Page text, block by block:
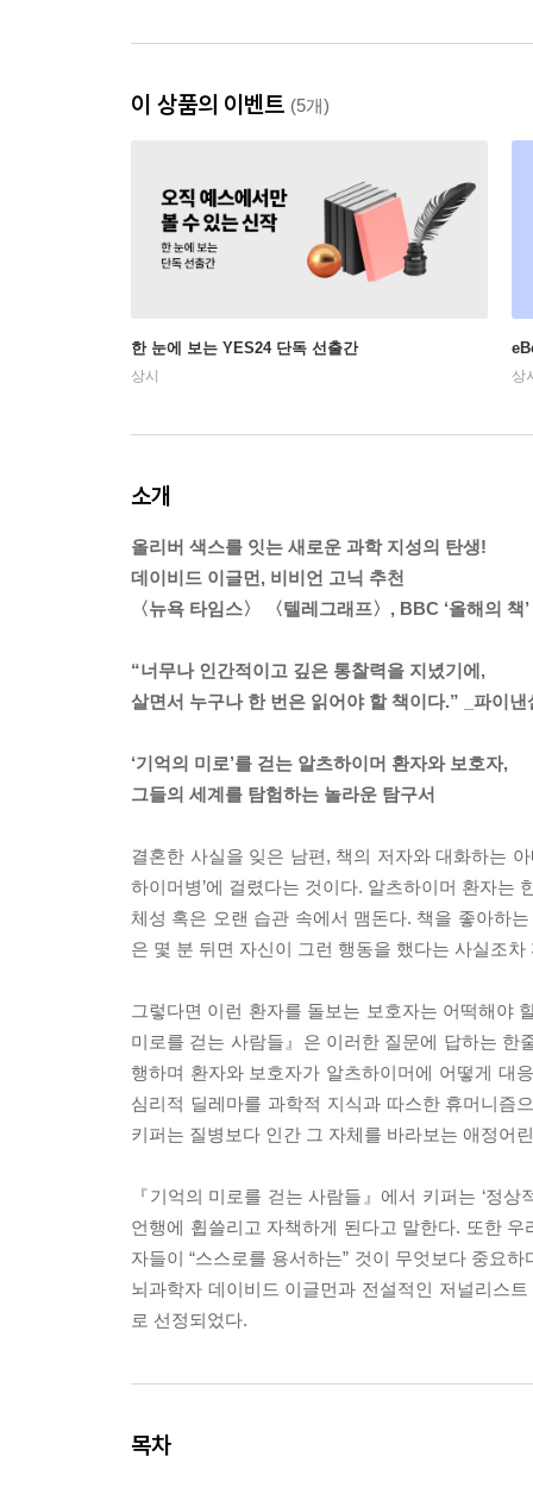
이 상품의 이벤트 (5개)
한 눈에 보는 YES24 단독 선출간
상시 상
소개
올리버 색스를 잇는 새로운 과학 지성의 탄생!
데이비드 이글먼, 비비언 고닉 추천
〈뉴욕 타임스〉 〈텔레그래프〉, BBC ‘올해의 책
“너무나 인간적이고 깊은 통찰력을 지녔기에,
살면서 누구나 한 번은 읽어야 할 책이다.” _파이낸
‘기억의 미로’를 걷는 알츠하이머 환자와 보호자,
그들의 세계를 탐험하는 놀라운 탐구서
결혼한 사실을 잊은 남편, 책의 저자와 대화하는
하이머병’에 걸렸다는 것이다. 알츠하이머 환자는
체성 혹은 오랜 습관 속에서 맴돈다. 책을 좋아하
은 몇 분 뒤면 자신이 그런 행동을 했다는 사실조차
그렇다면 이런 환자를 돌보는 보호자는 어떡해야
미로를 걷는 사람들』은 이러한 질문에 답하는 한
행하며 환자와 보호자가 알츠하이머에 어떻게 대
심리적 딜레마를 과학적 지식과 따스한 휴머니즘
키퍼는 질병보다 인간 그 자체를 바라보는 애정어
『기억의 미로를 걷는 사람들』에서 키퍼는 ‘정
언행에 휩쓸리고 자책하게 된다고 말한다. 또한
자들이 “스스로를 용서하는” 것이 무엇보다 중요
뇌과학자 데이비드 이글먼과 전설적인 저널리스
로 선정되었다.
목차